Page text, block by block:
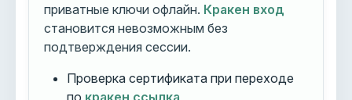
приватные ключи офлайн. Кракен вход
становится невозможным без
подтверждения сессии.
Проверка сертификата при переходе